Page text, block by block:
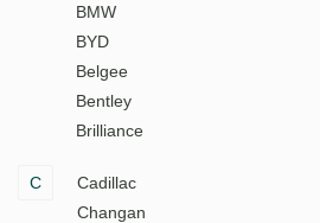
BMW
BYD
Belgee
Bentley
Brilliance
C
Cadillac
Changan